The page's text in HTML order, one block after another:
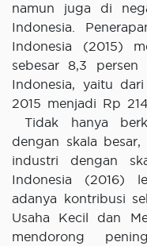
namun juga di
Indonesia.
Indonesia (2015)
sebesar 8,3
Indonesia, yaitu
2015 menjadi Rp
Tidak hanya
dengan skala
industri dengan
Indonesia (2016)
adanya kontribusi
Usaha Kecil dan
mendorong